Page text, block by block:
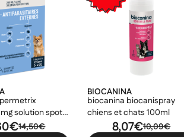
solution spot-
chiens - de 4kg
14,50€
BIOCANINA
biocanina biocanispray
chiens et chats 100ml
10,09€
8,07€
des produits à votre liste d'envies.